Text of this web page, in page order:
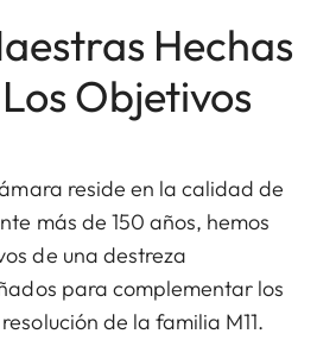
Hechas
Objetivos
reside en la calidad de
más de 150 años, hemos
de una destreza
para complementar los
de la familia M11.